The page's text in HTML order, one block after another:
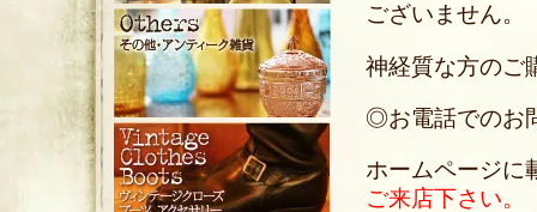
ございません。
神経質な方のご
◎お電話でのお
ホームページに
ご来店下さい。